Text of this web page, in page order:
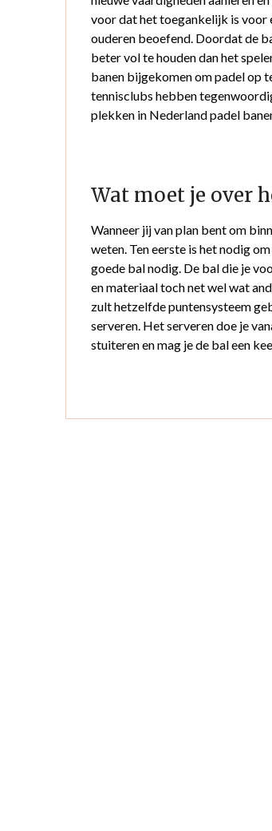
voor dat het toegankelijk is voor
ouderen beoefend. Doordat de
beter vol te houden dan het
banen bijgekomen om padel op
tennisclubs hebben
plekken in Nederland padel
Wat moet je over
Wanneer jij van plan bent om
weten. Ten eerste is het nodig
goede bal nodig. De bal die je
en materiaal toch net wel wat
zult hetzelfde puntensysteem
serveren. Het serveren doe je
stuiteren en mag je de bal een